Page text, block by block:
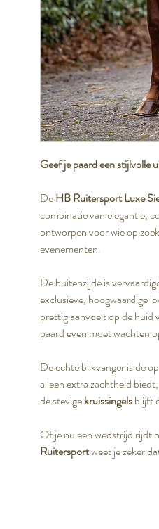
Geef je paard een
DeHB Ruitersport Luxe
combinatie van elegantie,
ontworpen voor wie op
evenementen.
De buitenzijde is
exclusieve, hoogwaardige
prettig aanvoelt op de huid
paard even moet wachten
De echte blikvanger is de
alleen extra zachtheid
de stevigekruissingelsblijft
Of je nu een wedstrijd rijdt
Ruitersportweet je zeker